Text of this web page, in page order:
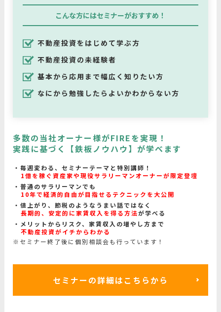
こんな方にはセミナーがおすすめ！
不動産投資をはじめて学ぶ方
不動産投資の未経験者
基本から応用まで幅広く知りたい方
なにから勉強したらよいかわからない方
多数の当社オーナー様がFIREを実現！
実践に基づく【鉄板ノウハウ】が学べます
毎週変わる、セミナーテーマと特別講師！
1億を稼ぐ資産家や現役サラリーマンオーナーが限定登壇
普通のサラリーマンでも
10年で経済的自由が目指せるテクニックを大公開
値上がり、節税のようなうまい話ではなく
長期的、安定的に家賃収入を得る方法が学べる
メリットからリスク、家賃収入の増やし方まで
不動産投資がイチからわかる
※セミナー終了後に個別相談会も行っています！
セミナーの詳細はこちらから